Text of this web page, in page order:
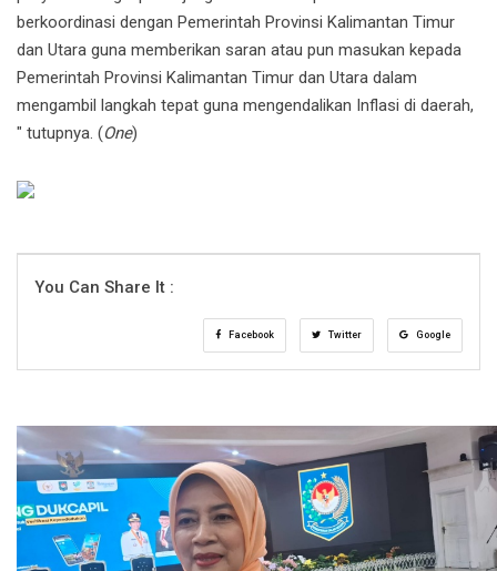
berkoordinasi dengan Pemerintah Provinsi Kalimantan Timur
dan Utara guna memberikan saran atau pun masukan kepada
Pemerintah Provinsi Kalimantan Timur dan Utara dalam
mengambil langkah tepat guna mengendalikan Inflasi di daerah,
" tutupnya. (One)
You Can Share It :
Facebook Twitter Google